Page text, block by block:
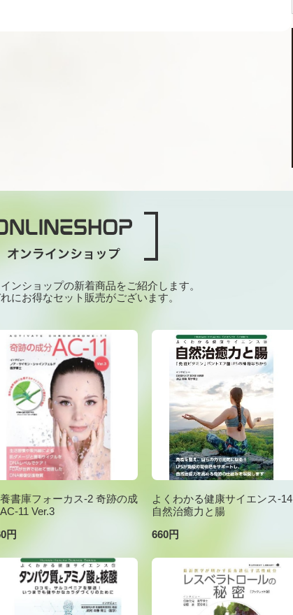
ンショップの新着商品をご紹介します。
にお得なセット販売がございます。
書庫フォーカス-2 奇跡の成
11 Ver.3
円
よくわかる健康サイエンス-14
自然治癒力と腸
660円